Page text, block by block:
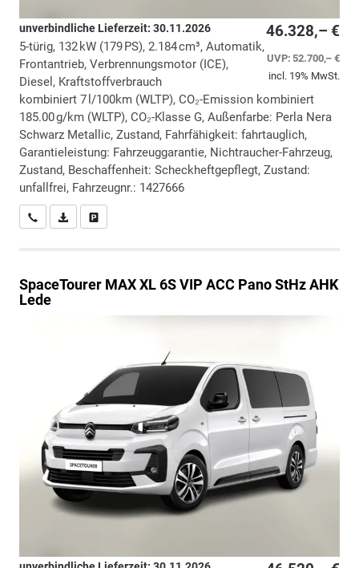
46.328,– €
UVP:52.700,– €
incl. 19% MwSt.
unverbindliche Lieferzeit: 30.11.2026
5-türig, 132 kW (179 PS), 2.184 cm³, Automatik,
Frontantrieb, Verbrennungsmotor (ICE),
Diesel, Kraftstoffverbrauch
kombiniert 7 l/100km (WLTP), CO₂-Emission kombiniert
185.00 g/km (WLTP), CO₂-Klasse G, Außenfarbe: Perla Nera
Schwarz Metallic, Zustand, Fahrfähigkeit: fahrtauglich,
Garantieleistung: Fahrzeuggarantie, Nichtraucher-Fahrzeug,
Zustand, Beschaffenheit: Scheckheftgepflegt, Zustand:
unfallfrei, Fahrzeugnr.: 1427666
Wir rufen Sie anPDF-Datei, Fahrzeugexposé drucken
SpaceTourer MAX XL 6S VIP ACC Pano StHz AHK
Lede